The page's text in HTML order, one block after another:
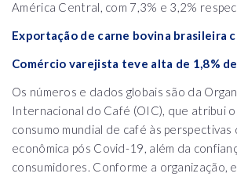
América Central, com 7,3% e 3,2%
Exportação de carne bovina brasileira
Comércio varejista teve alta de 1,8%
Os números e dados globais são da
Internacional do Café (OIC), que atribui
consumo mundial de café às
econômica pós Covid-19, além da
consumidores. Conforme a organização,